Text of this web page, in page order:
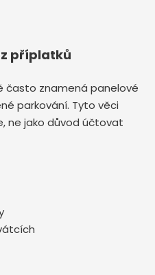
příplatků
často znamená panelové
parkování. Tyto věci
ne jako důvod účtovat